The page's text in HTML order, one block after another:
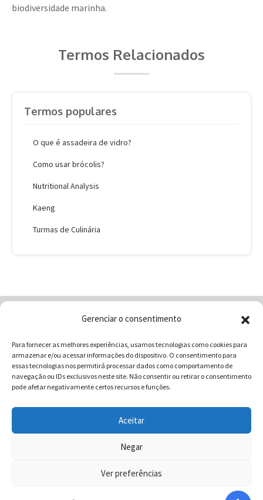
Gerenciar o consentimento
Para fornecer as melhores experiências, usamos tecnologias como cookies para
armazenar e/ou acessar informações do dispositivo. O consentimento para
essas tecnologias nos permitirá processar dados como comportamento de
navegação ou IDs exclusivos neste site. Não consentir ou retirar o consentimento
pode afetar negativamente certos recursos e funções.
Aceitar
Negar
Ver preferências
biodiversidade marinha.
Termos Relacionados
Termos populares
O que é assadeira de vidro?
Como usar brócolis?
Nutritional Analysis
Kaeng
Turmas de Culinária
Contatos
Receitas
Blog
Vocabulário da Gastronomia
COMUNICAR - Comunicação e Marketing | CNPJ:
03.013.350/0001-80 | Rua 82 Nº99 Qd. F13 Lt. 13 Sala 01 - Setor
996358681 - CEP: 74.083-010 | © 2025 COMUNICAR.COM.BR